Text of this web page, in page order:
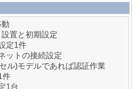
置と初期設定
定1件
ットの接続設定
ル)モデルであれば認証作業
件
1台